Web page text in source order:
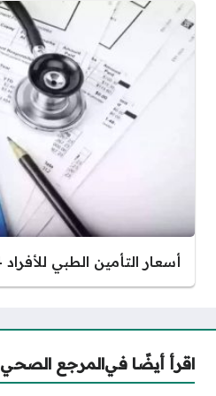
أسعار التأمين الطبي للأفراد 2024 في السعودية
اقرأ أيضًا فيالمرجع الصحي